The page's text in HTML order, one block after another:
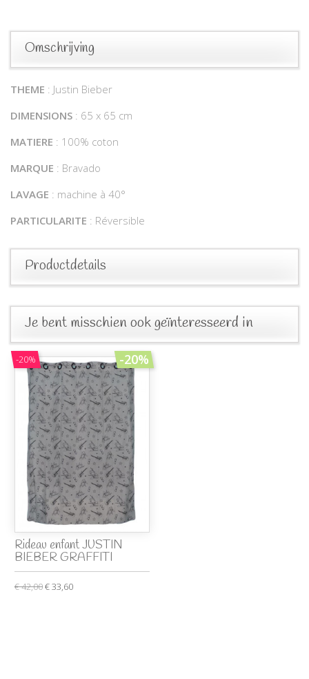
Omschrijving
THEME : Justin Bieber
DIMENSIONS : 65 x 65 cm
MATIERE : 100% coton
MARQUE : Bravado
LAVAGE : machine à 40°
PARTICULARITE : Réversible
Productdetails
Je bent misschien ook geïnteresseerd in
-20% -20%
Rideau enfant JUSTIN
BIEBER GRAFFITI
€ 42,00€ 33,60